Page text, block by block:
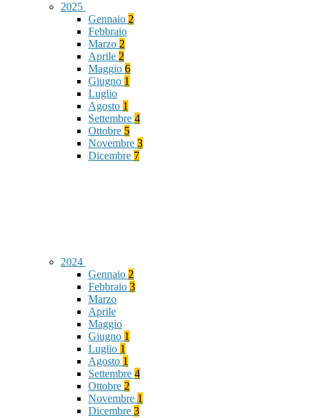
2025
Gennaio 2
Febbraio
Marzo 2
Aprile 2
Maggio 6
Giugno 1
Luglio
Agosto 1
Settembre 4
Ottobre 5
Novembre 3
Dicembre 7
2024
Gennaio 2
Febbraio 3
Marzo
Aprile
Maggio
Giugno 1
Luglio 1
Agosto 1
Settembre 4
Ottobre 2
Novembre 1
Dicembre 3